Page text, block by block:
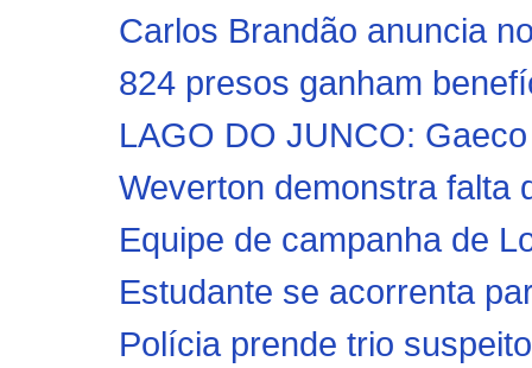
Carlos Brandão anuncia
824 presos ganham
LAGO DO JUNCO:
Weverton demonstra falta
Equipe de campanha de
Estudante se acorrenta
Polícia prende trio